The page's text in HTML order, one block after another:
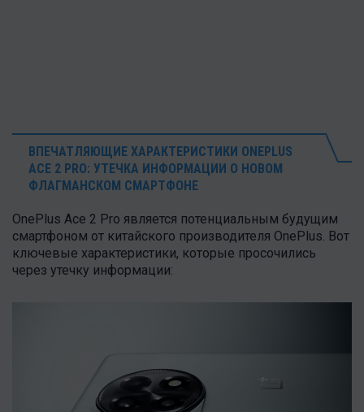
ВПЕЧАТЛЯЮЩИЕ ХАРАКТЕРИСТИКИ ONEPLUS
ACE 2 PRO: УТЕЧКА ИНФОРМАЦИИ О НОВОМ
ФЛАГМАНСКОМ СМАРТФОНЕ
OnePlus Ace 2 Pro является потенциальным будущим
смартфоном от китайского производителя OnePlus. Вот
ключевые характеристики, которые просочились
через утечку информации: